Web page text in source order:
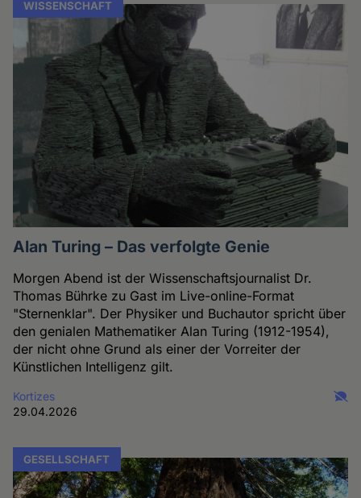
WISSENSCHAFT
Alan Turing – Das verfolgte Genie
Morgen Abend ist der Wissenschaftsjournalist Dr.
Thomas Bührke zu Gast im Live-online-Format
"Sternenklar". Der Physiker und Buchautor spricht über
den genialen Mathematiker Alan Turing (1912-1954),
der nicht ohne Grund als einer der Vorreiter der
Künstlichen Intelligenz gilt.
Kortizes
29.04.2026
GESELLSCHAFT